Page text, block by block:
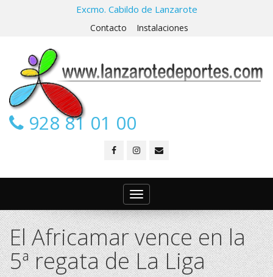
Excmo. Cabildo de Lanzarote
Contacto Instalaciones
928 81 01 00
Toggle
navigation
El Africamar vence en la
5ª regata de La Liga